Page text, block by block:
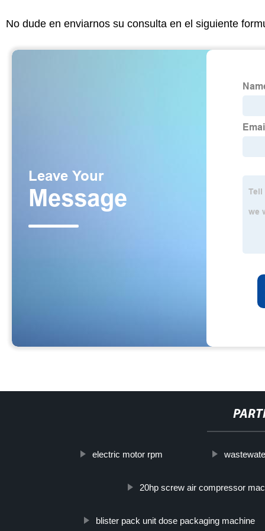
No dude en enviarnos su consulta en el siguiente
electric motor rpm
20hp screw air compressor
blister pack unit dose packaging machine